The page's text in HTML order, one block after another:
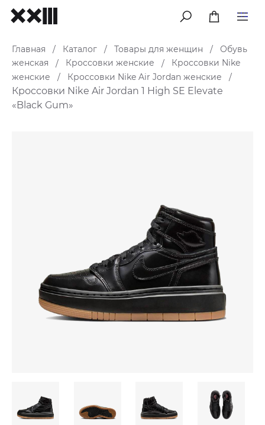
меню
Главная / Каталог / Товары для женщин /
Обувь
женская
/ Кроссовки женские /
Кроссовки Nike
женские
/ Кроссовки Nike Air Jordan женские /
Кроссовки Nike Air Jordan 1 High SE Elevate
«Black Gum»